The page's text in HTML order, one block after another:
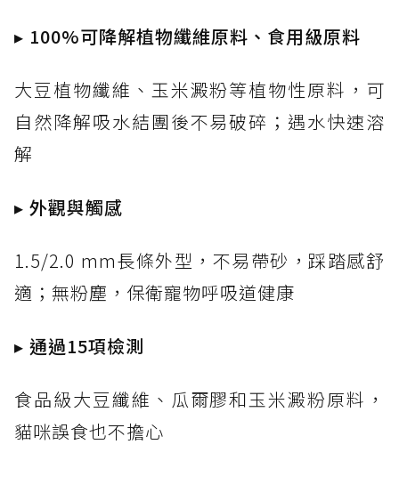
▸ 100%可降解植物纖維原料、食用級原料
大豆植物纖維、玉米澱粉等植物性原料，可
自然降解吸水結團後不易破碎；遇水快速溶
解
▸ 外觀與觸感
1.5/2.0 mm長條外型，不易帶砂，踩踏感舒
適；無粉塵，保衛寵物呼吸道健康
▸ 通過15項檢測
食品級大豆纖維、瓜爾膠和玉米澱粉原料，
貓咪誤食也不擔心